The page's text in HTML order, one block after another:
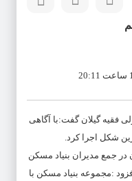
فقیه گیلان گفت:با آگاهی
شکل اجرا کرد.
در جمع مدیران بنیاد مسکن
دهه ۱۰۰ امام(ره)افزود :مجموعه بنیاد مسکن با